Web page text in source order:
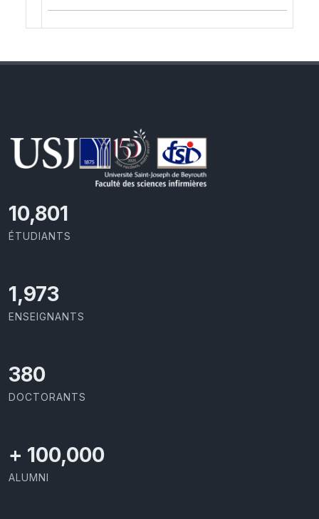
11,727
ÉTUDIANTS
2,142
ENSEIGNANTS
437
DOCTORANTS
+ 100,000
ALUMNI